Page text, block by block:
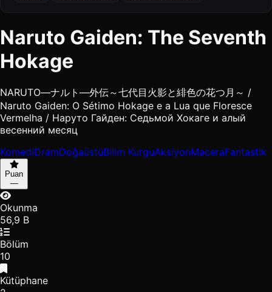
Naruto Gaiden: The Seventh
Hokage
NARUTO―ナルト―外伝～七代目火影と緋色の花つ月～ /
Naruto Gaiden: O Sétimo Hokage e a Lua que Floresce
Vermelha / Наруто Гайден: Седьмой Хокаге и алый
весенний месяц
KomediDramDoğaüstüBilim KurguAksiyonMaceraFantastik
Puan
—
Okunma
56,9 B
Bölüm
10
Kütüphane